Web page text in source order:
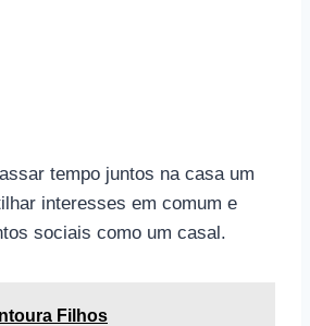
tempo juntos na casa um
interesses em comum e
sociais como um casal.
Filhos